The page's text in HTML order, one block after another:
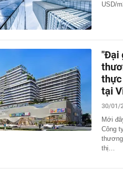
USD/
"Đại
thực
tại
30/01/
Mới
Công
thị…